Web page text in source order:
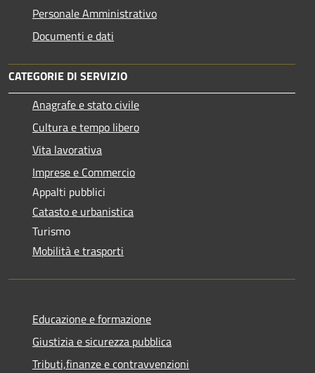
Personale Amministrativo
Documenti e dati
CATEGORIE DI SERVIZIO
Anagrafe e stato civile
Cultura e tempo libero
Vita lavorativa
Imprese e Commercio
Appalti pubblici
Catasto e urbanistica
Turismo
Mobilità e trasporti
Educazione e formazione
Giustizia e sicurezza pubblica
Tributi,finanze e contravvenzioni